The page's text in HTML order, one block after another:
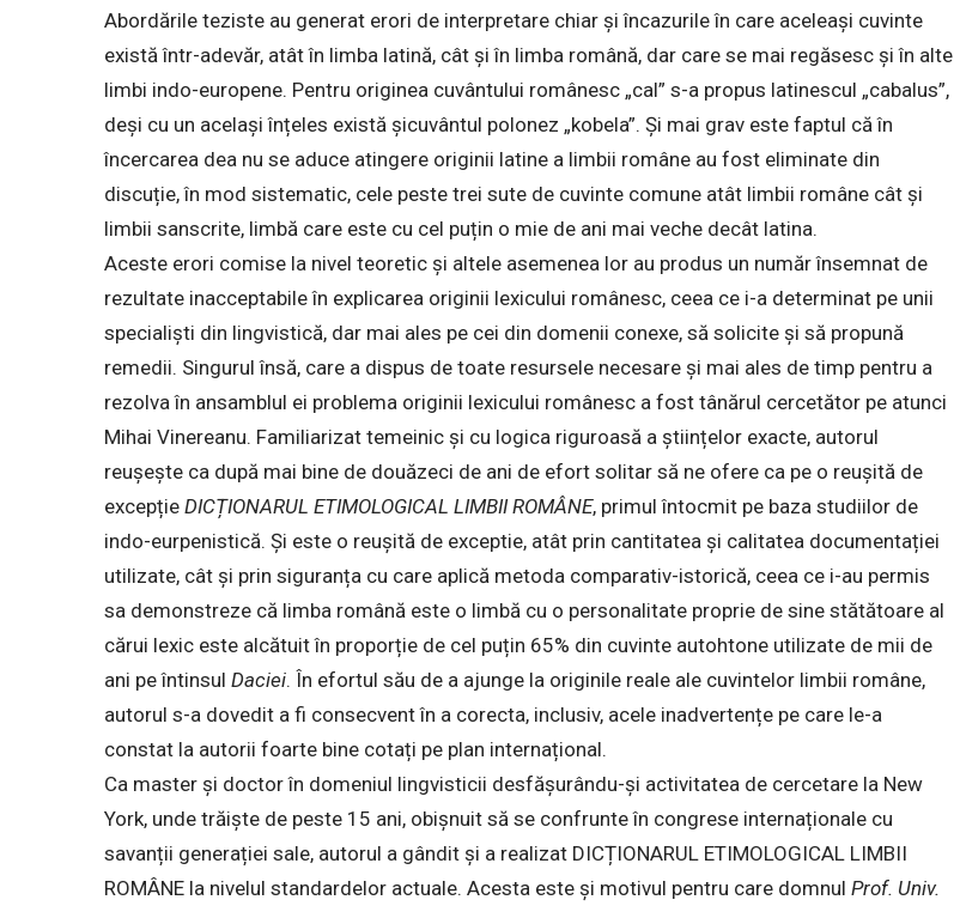
Abordările teziste au generat erori de interpretare chiar și încazurile în care aceleași cuvinte
există într-adevăr, atât în limba latină, cât și în limba română, dar care se mai regăsesc și în alte
limbi indo-europene. Pentru originea cuvântului românesc „cal” s-a propus latinescul „cabalus”,
deși cu un același înțeles există șicuvântul polonez „kobela”. Și mai grav este faptul că în
încercarea dea nu se aduce atingere originii latine a limbii române au fost eliminate din
discuție, în mod sistematic, cele peste trei sute de cuvinte comune atât limbii române cât și
limbii sanscrite, limbă care este cu cel puțin o mie de ani mai veche decât latina.
Aceste erori comise la nivel teoretic și altele asemenea lor au produs un număr însemnat de
rezultate inacceptabile în explicarea originii lexicului românesc, ceea ce i-a determinat pe unii
specialiști din lingvistică, dar mai ales pe cei din domenii conexe, să solicite și să propună
remedii. Singurul însă, care a dispus de toate resursele necesare și mai ales de timp pentru a
rezolva în ansamblul ei problema originii lexicului românesc a fost tânărul cercetător pe atunci
Mihai Vinereanu. Familiarizat temeinic și cu logica riguroasă a științelor exacte, autorul
reușește ca după mai bine de douăzeci de ani de efort solitar să ne ofere ca pe o reușită de
excepție DICȚIONARUL ETIMOLOGICAL LIMBII ROMÂNE, primul întocmit pe baza studiilor de
indo-eurpenistică. Și este o reușită de exceptie, atât prin cantitatea și calitatea documentației
utilizate, cât și prin siguranța cu care aplică metoda comparativ-istorică, ceea ce i-au permis
sa demonstreze că limba română este o limbă cu o personalitate proprie de sine stătătoare al
cărui lexic este alcătuit în proporție de cel puțin 65% din cuvinte autohtone utilizate de mii de
ani pe întinsul Daciei. În efortul său de a ajunge la originile reale ale cuvintelor limbii române,
autorul s-a dovedit a fi consecvent în a corecta, inclusiv, acele inadvertențe pe care le-a
constat la autorii foarte bine cotați pe plan internațional.
Ca master și doctor în domeniul lingvisticii desfășurându-și activitatea de cercetare la New
York, unde trăiște de peste 15 ani, obișnuit să se confrunte în congrese internaționale cu
savanții generației sale, autorul a gândit și a realizat DICȚIONARUL ETIMOLOGICAL LIMBII
ROMÂNE la nivelul standardelor actuale. Acesta este și motivul pentru care domnul Prof. Univ.